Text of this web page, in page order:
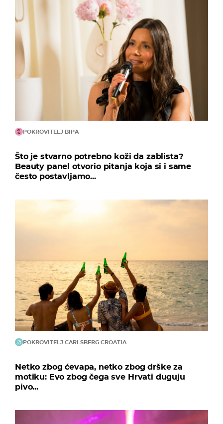
POKROVITELJ BIPA
Što je stvarno potrebno koži da zablista?
Beauty panel otvorio pitanja koja si i same
često postavljamo...
POKROVITELJ CARLSBERG CROATIA
Netko zbog ćevapa, netko zbog drške za
motiku: Evo zbog čega sve Hrvati duguju
pivo...